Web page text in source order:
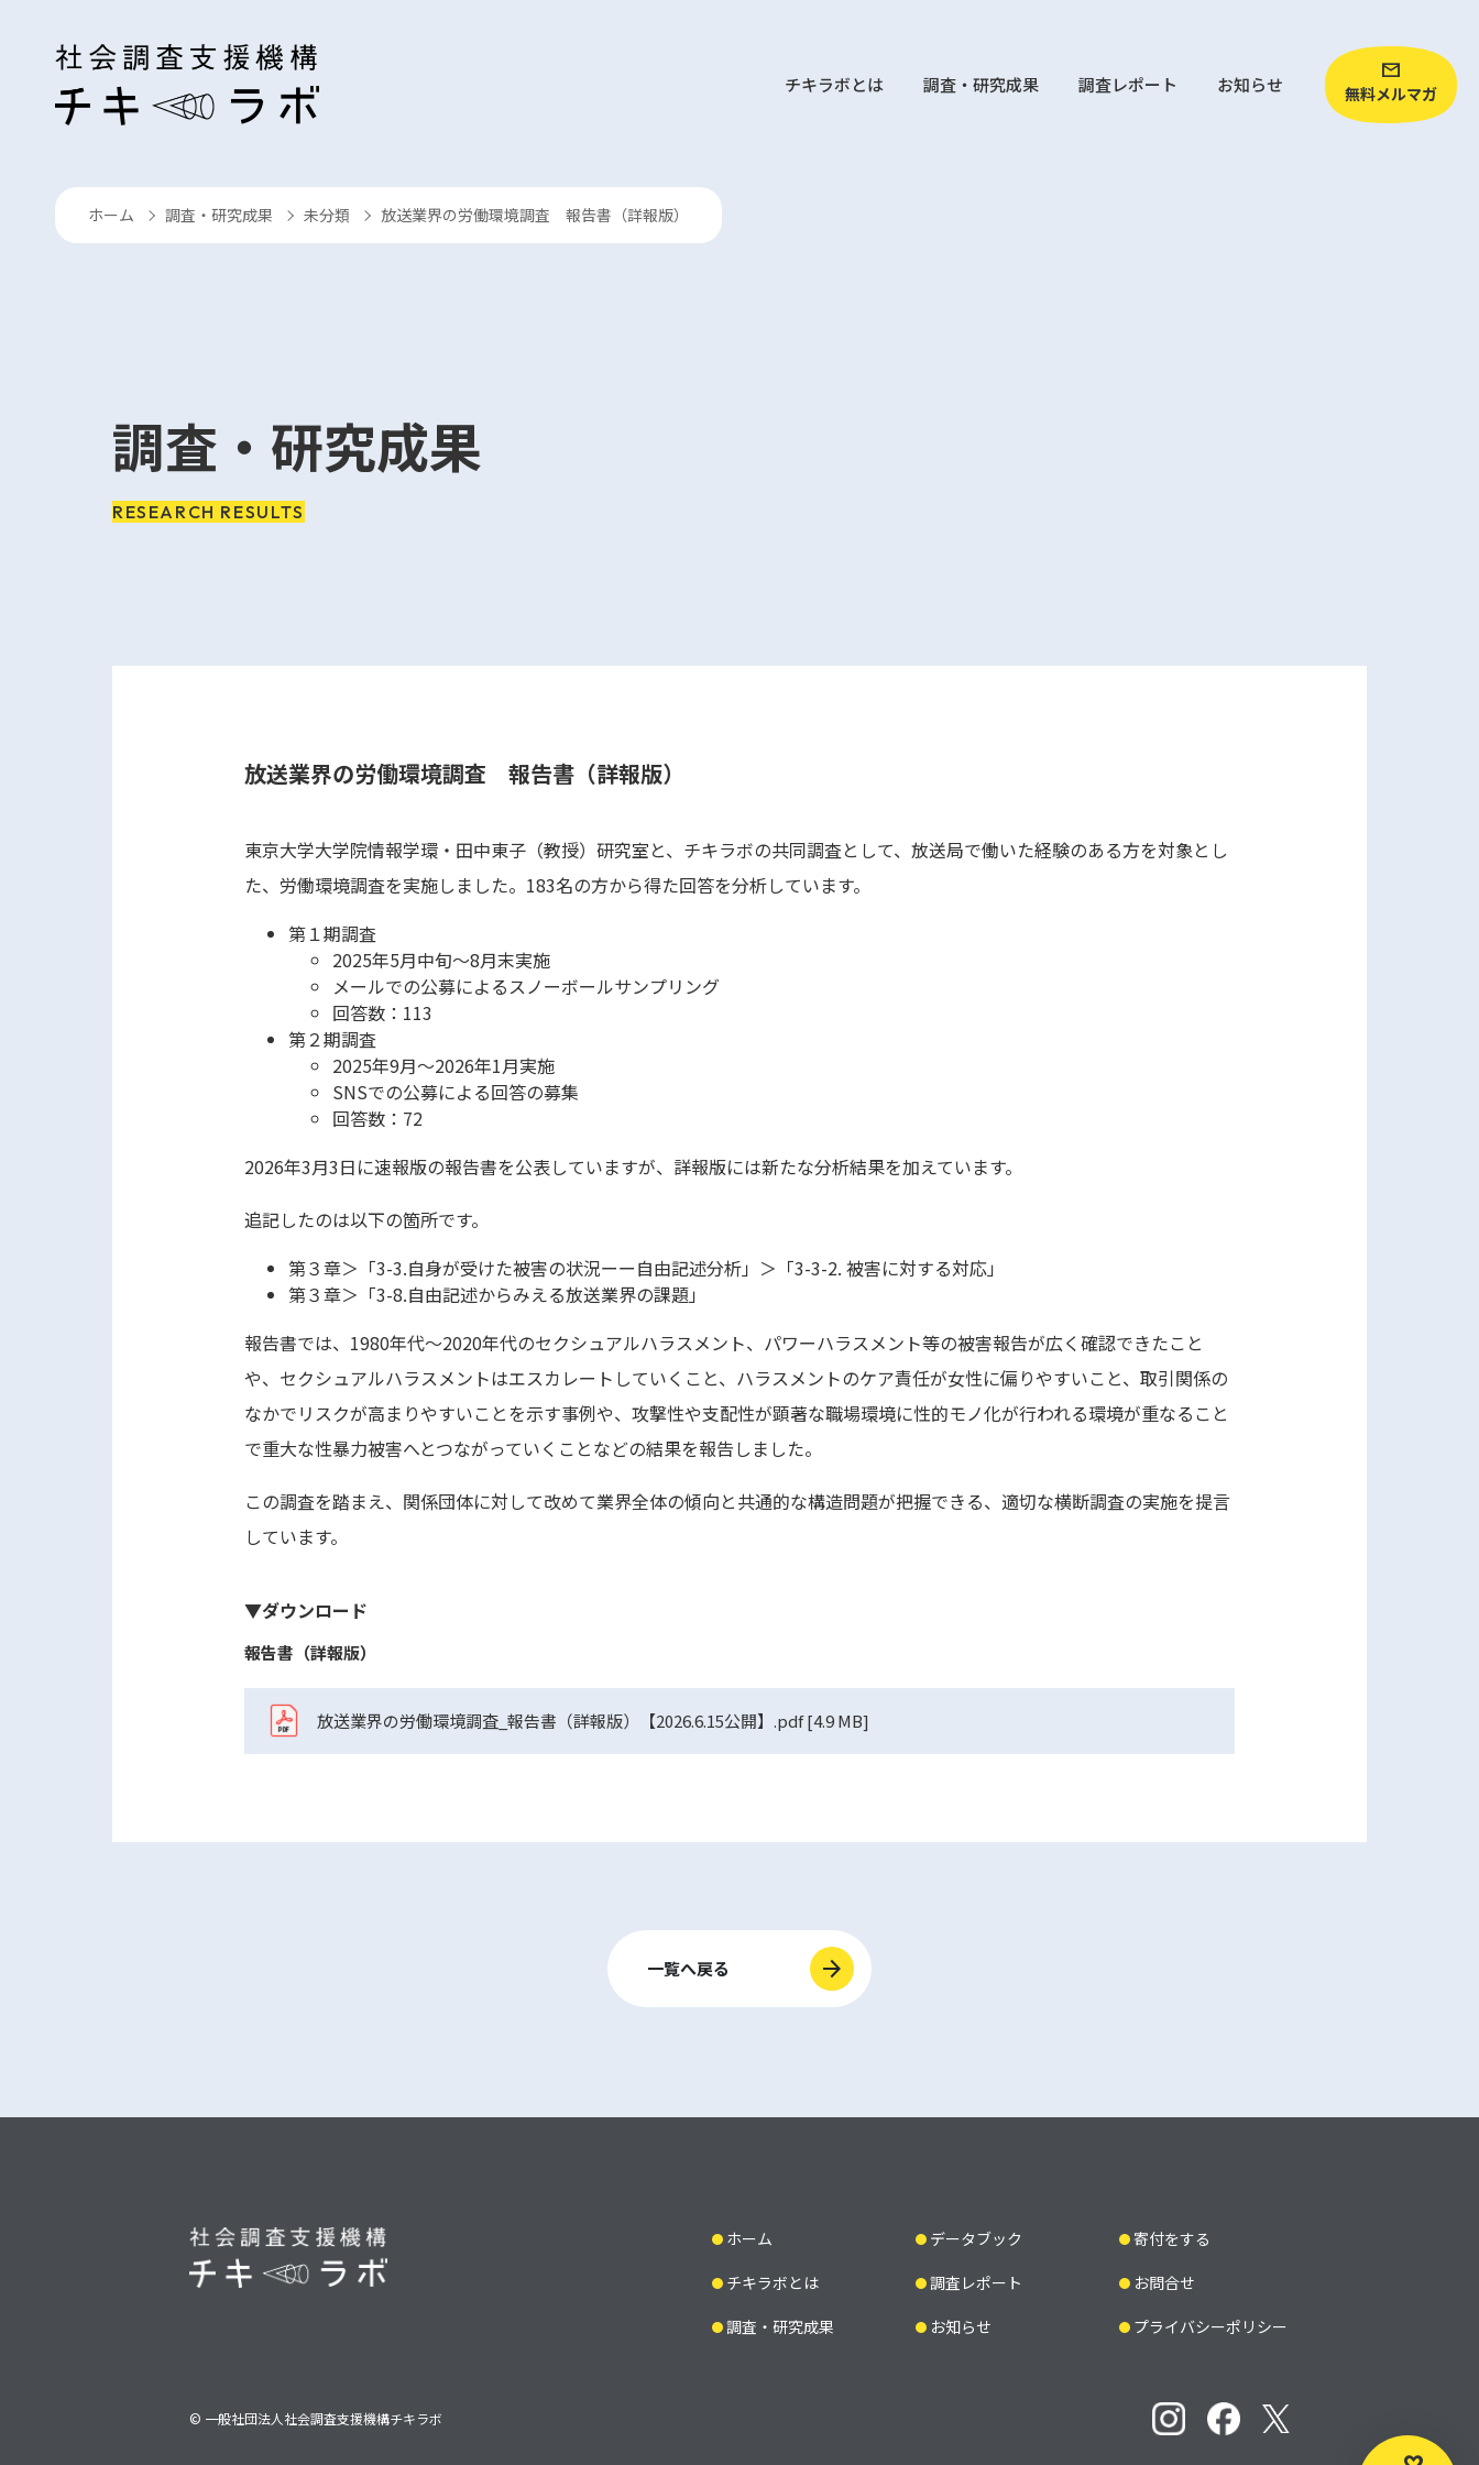
コンテンツへスキップ
チキラボとは 調査・研究成果 調査レポート お知らせ 無料メルマガ
ホーム 調査・研究成果 未分類 放送業界の労働環境調査 報告書（詳報版）
調査・研究成果
RESEARCH RESULTS
放送業界の労働環境調査 報告書（詳報版）
東京大学大学院情報学環・田中東子（教授）研究室と、チキラボの共同調査として、放送局で働いた経験のある方を対象とし
た、労働環境調査を実施しました。183名の方から得た回答を分析しています。
第１期調査
2025年5月中旬〜8月末実施
メールでの公募によるスノーボールサンプリング
回答数：113
第２期調査
2025年9月〜2026年1月実施
SNSでの公募による回答の募集
回答数： 72
2026年3月3日に速報版の報告書を公表していますが、詳報版には新たな分析結果を加えています。
追記したのは以下の箇所です。
第３章＞「3-3.自身が受けた被害の状況ーー自由記述分析」＞「3-3-2. 被害に対する対応」
第３章＞「3-8.自由記述からみえる放送業界の課題」
報告書では、1980年代〜2020年代のセクシュアルハラスメント、パワーハラスメント等の被害報告が広く確認できたこと
や、セクシュアルハラスメントはエスカレートしていくこと、ハラスメントのケア責任が女性に偏りやすいこと、取引関係の
なかでリスクが高まりやすいことを示す事例や、攻撃性や支配性が顕著な職場環境に性的モノ化が行われる環境が重なること
で重大な性暴力被害へとつながっていくことなどの結果を報告しました。
この調査を踏まえ、関係団体に対して改めて業界全体の傾向と共通的な構造問題が把握できる、適切な横断調査の実施を提言
しています。
▼ダウンロード
報告書（詳報版）
放送業界の労働環境調査_報告書（詳報版）【2026.6.15公開】.pdf[4.9 MB]
一覧へ戻る
ホーム
チキラボとは
調査・研究成果
データブック
調査レポート
お知らせ
寄付をする
お問合せ
プライバシーポリシー
© 一般社団法人社会調査支援機構チキラボ